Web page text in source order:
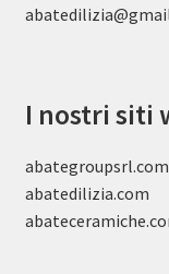
I nostri siti
abategroupsrl.com
abatedilizia.com
abateceramiche